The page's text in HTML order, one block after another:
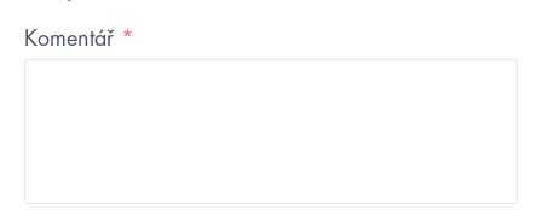
Komentář *